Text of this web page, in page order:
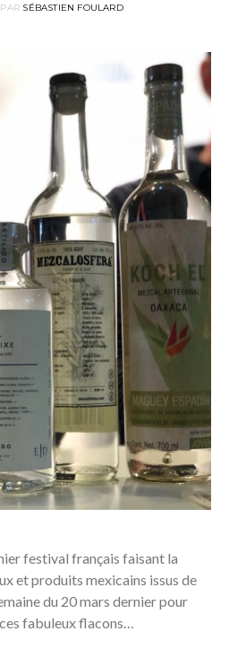
PAR SÉBASTIEN FOULARD
festival français faisant la
et produits mexicains issus de
du 20 mars dernier pour
fabuleux flacons…